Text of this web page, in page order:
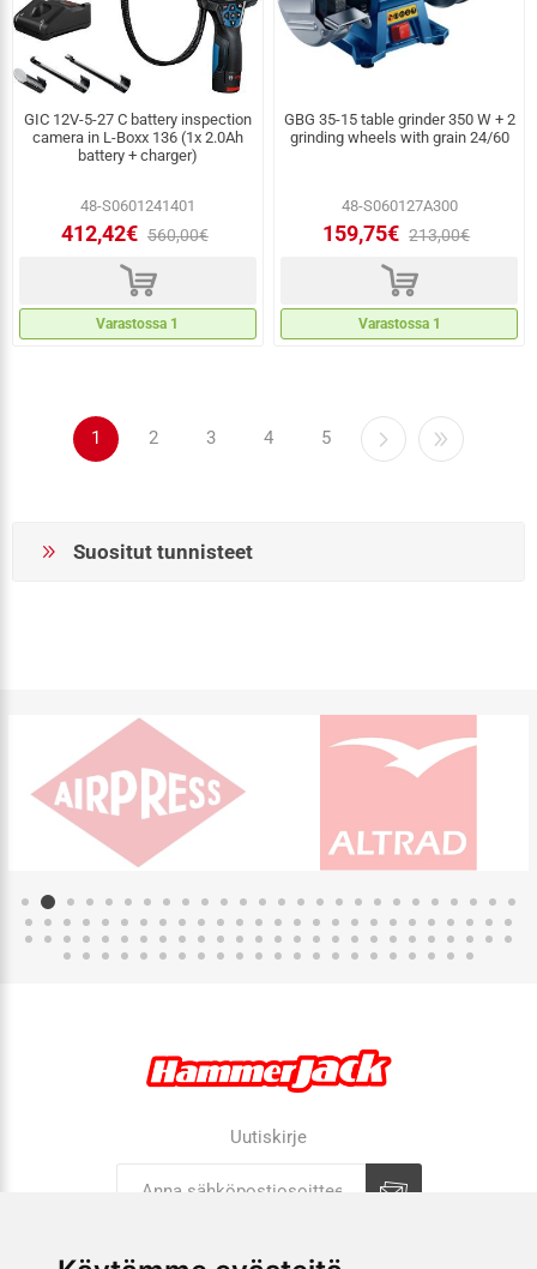
GIC 12V-5-27 C battery inspection
camera in L-Boxx 136 (1x 2.0Ah
battery + charger)
48-S0601241401
412,42€ 560,00€
d
Varastossa 1
GBG 35-15 table grinder 350 W + 2
grinding wheels with grain 24/60
48-S060127A300
159,75€ 213,00€
d
Varastossa 1
1 2 3 4 5
Suositut tunnisteet
Uutiskirje